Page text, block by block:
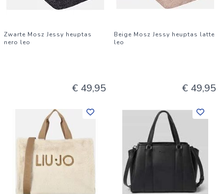
Zwarte Mosz Jessy heuptas
nero leo
€ 49,95
Beige Mosz Jessy heuptas latte
leo
€ 49,95